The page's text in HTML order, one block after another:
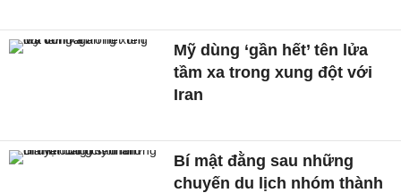
Mỹ dùng ‘gần hết’ tên lửa
tầm xa trong xung đột với
Iran
Bí mật đằng sau những
chuyến du lịch nhóm thành